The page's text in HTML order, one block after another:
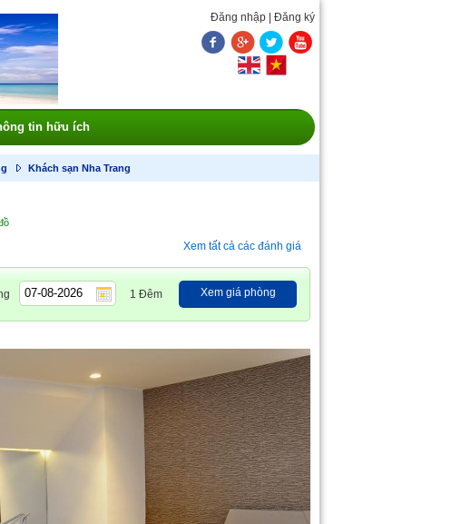
Đăng nhập Đăng ký
tin hữu ích
Khách sạn Nha Trang
Xem tất cả các đánh giá
1 Đêm Xem giá phòng